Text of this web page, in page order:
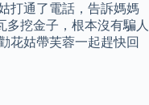
打通了電話，告訴媽媽
多挖金子，根本沒有騙人
花姑帶芙蓉一起趕快回